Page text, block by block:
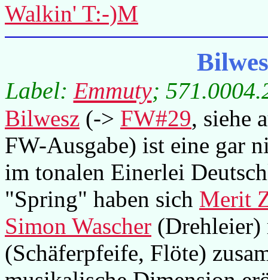
Walkin' T:-)M
Label:Emmuty;
Bilwesz (-> FW#29, siehe
FW-Ausgabe) ist eine gar
im tonalen Einerlei
"Spring" haben sich Merit
Simon Wascher (Drehleier)
(Schäferpfeife, Flöte)